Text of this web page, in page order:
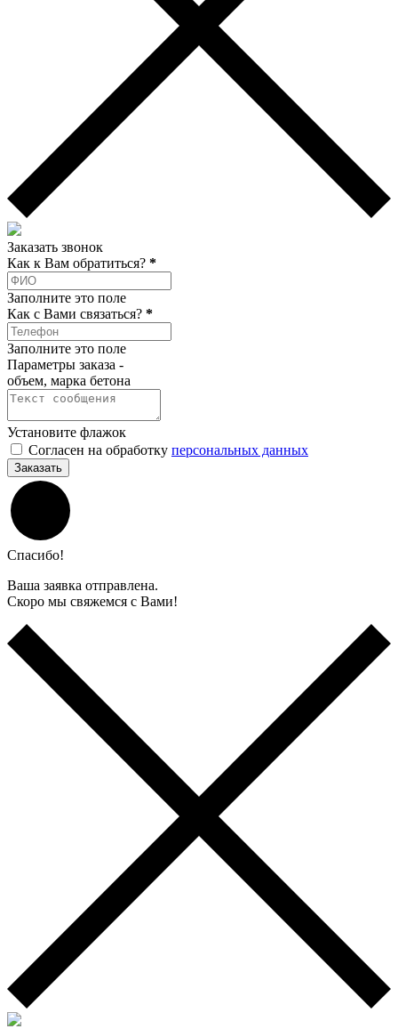
Заказать звонок
Как к Вам обратиться? *
Заполните это поле
Как c Вами связаться? *
Заполните это поле
Параметры заказа -
объем, марка бетона
Установите флажок
Согласен на обработку персональных данных
Заказать
Спасибо!
Ваша заявка отправлена.
Скоро мы свяжемся с Вами!